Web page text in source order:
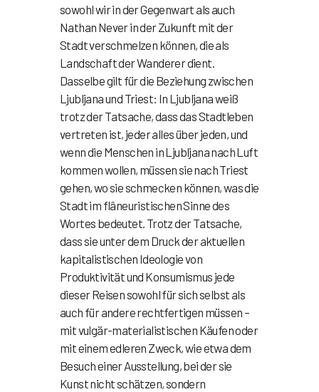
sowohl wir in der Gegenwart als auch
Nathan Never in der Zukunft mit der
Stadt verschmelzen können, die als
Landschaft der Wanderer dient.
Dasselbe gilt für die Beziehung zwischen
Ljubljana und Triest: In Ljubljana weiß
trotz der Tatsache, dass das Stadtleben
vertreten ist, jeder alles über jeden, und
wenn die Menschen in Ljubljana nach Luft
kommen wollen, müssen sie nach Triest
gehen, wo sie schmecken können, was die
Stadt im flâneuristischen Sinne des
Wortes bedeutet. Trotz der Tatsache,
dass sie unter dem Druck der aktuellen
kapitalistischen Ideologie von
Produktivität und Konsumismus jede
dieser Reisen sowohl für sich selbst als
auch für andere rechtfertigen müssen –
mit vulgär-materialistischen Käufen oder
mit einem edleren Zweck, wie etwa dem
Besuch einer Ausstellung, bei der sie
Kunst nicht schätzen, sondern